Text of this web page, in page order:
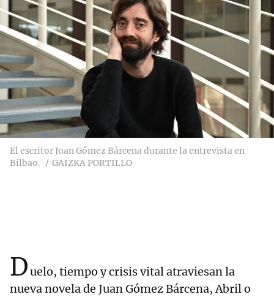
El escritor Juan Gómez Bárcena durante la entrevista en
Bilbao.
GAIZKA PORTILLO
Duelo, tiempo y crisis vital atraviesan la
nueva novela de Juan Gómez Bárcena, Abril o